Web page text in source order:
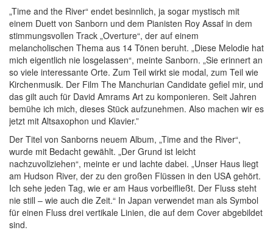
„Time and the River“ endet besinnlich, ja sogar mystisch mit
einem Duett von Sanborn und dem Pianisten Roy Assaf in dem
stimmungsvollen Track „Overture“, der auf einem
melancholischen Thema aus 14 Tönen beruht. „Diese Melodie hat
mich eigentlich nie losgelassen“, meinte Sanborn. „Sie erinnert an
so viele interessante Orte. Zum Teil wirkt sie modal, zum Teil wie
Kirchenmusik. Der Film The Manchurian Candidate gefiel mir, und
das gilt auch für David Amrams Art zu komponieren. Seit Jahren
bemühe ich mich, dieses Stück aufzunehmen. Also machen wir es
jetzt mit Altsaxophon und Klavier.”
Der Titel von Sanborns neuem Album, „Time and the River“,
wurde mit Bedacht gewählt. „Der Grund ist leicht
nachzuvollziehen“, meinte er und lachte dabei. „Unser Haus liegt
am Hudson River, der zu den großen Flüssen in den USA gehört.
Ich sehe jeden Tag, wie er am Haus vorbeifließt. Der Fluss steht
nie still – wie auch die Zeit.“ In Japan verwendet man als Symbol
für einen Fluss drei vertikale Linien, die auf dem Cover abgebildet
sind.